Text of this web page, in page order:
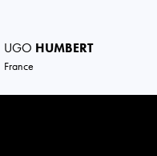
UGO HUMBERT
France